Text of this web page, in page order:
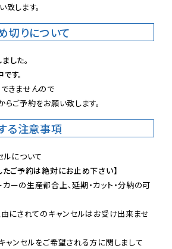
します。
切りについて
した。
す。
きませんので
らご予約をお願い致します。
る注意事項
たご予約は絶対にお止め下さい】
ーの生産都合上、延期・カット・分納の可
由にされてのキャンセルはお受け出来ませ
ャンセルをご希望される方に関しまして